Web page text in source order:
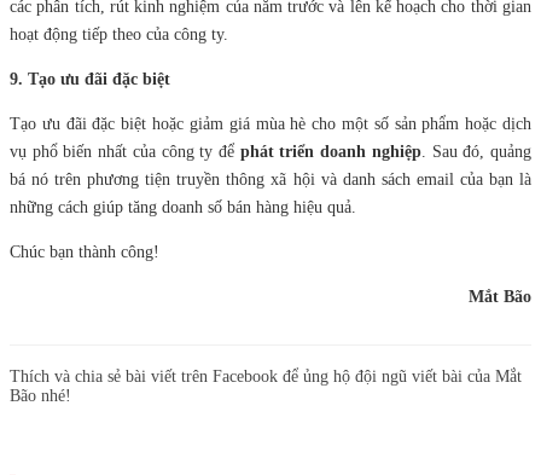
các phân tích, rút kinh nghiệm của năm trước và lên kế hoạch cho thời gian
hoạt động tiếp theo của công ty.
9. Tạo ưu đãi đặc biệt
Tạo ưu đãi đặc biệt hoặc giảm giá mùa hè cho một số sản phẩm hoặc dịch
vụ phổ biến nhất của công ty để phát triển doanh nghiệp. Sau đó, quảng
bá nó trên phương tiện truyền thông xã hội và danh sách email của bạn là
những cách giúp tăng doanh số bán hàng hiệu quả.
Chúc bạn thành công!
Mắt Bão
Thích và chia sẻ bài viết trên Facebook để ủng hộ đội ngũ viết bài của Mắt
Bão nhé!